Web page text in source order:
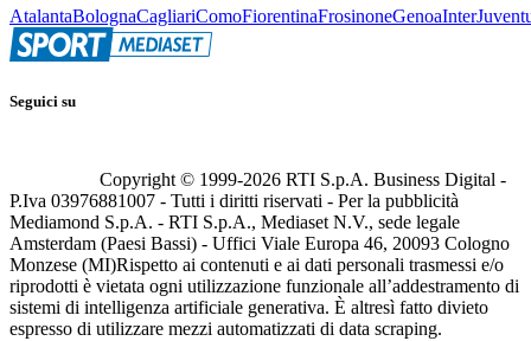
AtalantaBolognaCagliariComoFiorentinaFrosinoneGenoaInter
Seguici su
Copyright © 1999-2026 RTI S.p.A. Business Digital -
P.Iva 03976881007 - Tutti i diritti riservati - Per la pubblicità
Mediamond S.p.A. - RTI S.p.A., Mediaset N.V., sede legale
Amsterdam (Paesi Bassi) - Uffici Viale Europa 46, 20093 Cologno
Monzese (MI)Rispetto ai contenuti e ai dati personali trasmessi e/o
riprodotti è vietata ogni utilizzazione funzionale all’addestramento di
sistemi di intelligenza artificiale generativa. È altresì fatto divieto
espresso di utilizzare mezzi automatizzati di data scraping.